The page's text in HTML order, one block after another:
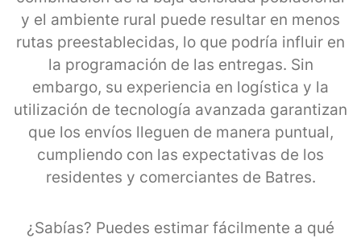
y el ambiente rural puede resultar en menos
rutas preestablecidas, lo que podría influir en
la programación de las entregas. Sin
embargo, su experiencia en logística y la
utilización de tecnología avanzada garantizan
que los envíos lleguen de manera puntual,
cumpliendo con las expectativas de los
residentes y comerciantes de Batres.
¿Sabías? Puedes estimar fácilmente a qué